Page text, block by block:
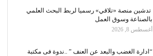
تدشين منصة «تلاقي» رسميا لربط البحث العلمي
بالصناعة وسوق العمل
أغسطس 8, 2026
“ادارة الغضب والبعد عن العنف ” ..ندوة فى مكتبة